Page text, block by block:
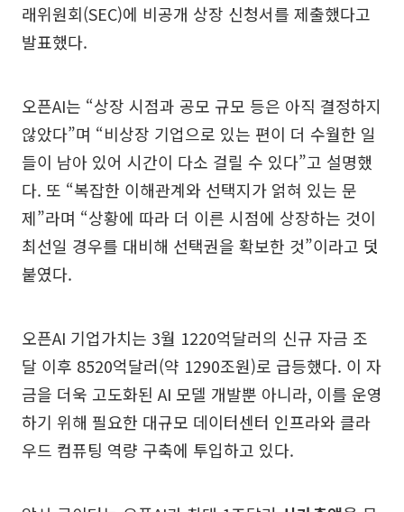
래위원회(SEC)에 비공개 상장 신청서를 제출했다고
발표했다.
오픈AI는 “상장 시점과 공모 규모 등은 아직 결정하지
않았다”며 “비상장 기업으로 있는 편이 더 수월한 일
들이 남아 있어 시간이 다소 걸릴 수 있다”고 설명했
다. 또 “복잡한 이해관계와 선택지가 얽혀 있는 문
제”라며 “상황에 따라 더 이른 시점에 상장하는 것이
최선일 경우를 대비해 선택권을 확보한 것”이라고 덧
붙였다.
오픈AI 기업가치는 3월 1220억달러의 신규 자금 조
달 이후 8520억달러(약 1290조원)로 급등했다. 이 자
금을 더욱 고도화된 AI 모델 개발뿐 아니라, 이를 운영
하기 위해 필요한 대규모 데이터센터 인프라와 클라
우드 컴퓨팅 역량 구축에 투입하고 있다.